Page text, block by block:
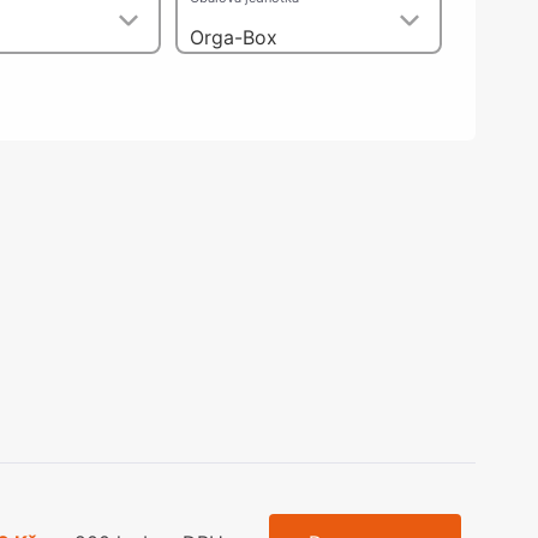
nohy, Nábytkové nohy a
nastavení
kování
Orga-Box